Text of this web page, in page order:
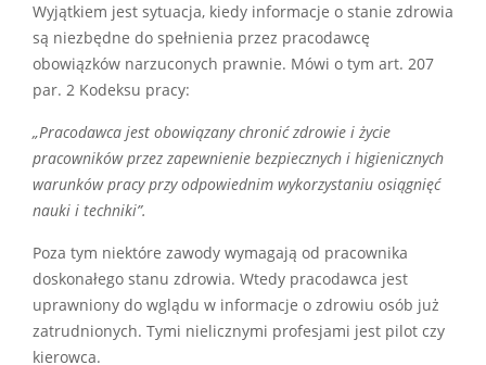
Wyjątkiem jest sytuacja, kiedy informacje o stanie zdrowia
są niezbędne do spełnienia przez pracodawcę
obowiązków narzuconych prawnie. Mówi o tym art. 207
par. 2 Kodeksu pracy:
„Pracodawca jest obowiązany chronić zdrowie i życie
pracowników przez zapewnienie bezpiecznych i higienicznych
warunków pracy przy odpowiednim wykorzystaniu osiągnięć
nauki i techniki”.
Poza tym niektóre zawody wymagają od pracownika
doskonałego stanu zdrowia. Wtedy pracodawca jest
uprawniony do wglądu w informacje o zdrowiu osób już
zatrudnionych. Tymi nielicznymi profesjami jest pilot czy
kierowca.